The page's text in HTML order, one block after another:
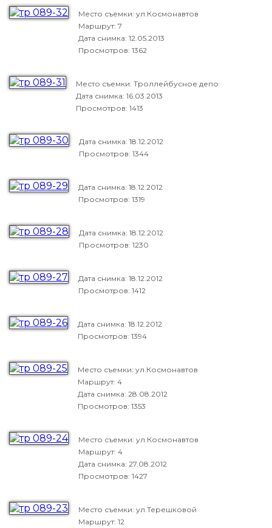
Место съемки: ул.Космонавтов
Маршрут: 7
Дата снимка: 12.05.2013
Просмотров: 1362
Место съемки: Троллейбусное депо
Дата снимка: 16.03.2013
Просмотров: 1413
Дата снимка: 18.12.2012
Просмотров: 1344
Дата снимка: 18.12.2012
Просмотров: 1319
Дата снимка: 18.12.2012
Просмотров: 1230
Дата снимка: 18.12.2012
Просмотров: 1412
Дата снимка: 18.12.2012
Просмотров: 1394
Место съемки: ул.Космонавтов
Маршрут: 4
Дата снимка: 28.08.2012
Просмотров: 1353
Место съемки: ул.Космонавтов
Маршрут: 4
Дата снимка: 27.08.2012
Просмотров: 1427
Место съемки: ул.Терешковой
Маршрут: 12